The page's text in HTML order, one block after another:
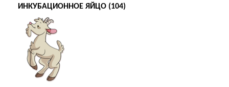
ИНКУБАЦИОННОЕ ЯЙЦО (104)